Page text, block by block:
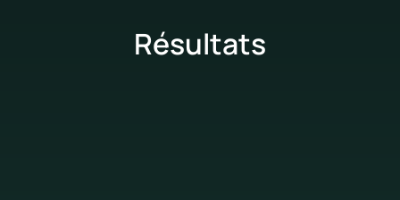
Résultats